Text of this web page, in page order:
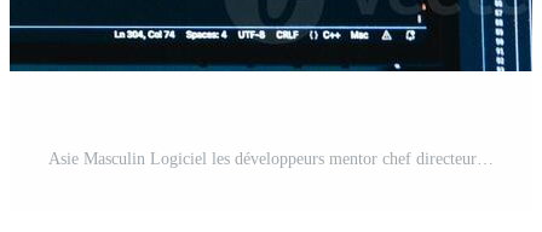
Asie Masculin Logiciel les développeurs mentor chef directeur parler stratégie plan à exécutif écrire rapide ai bot il app programme nomade, jeu, Les données centre. en saillie diaporama code Photo Pro